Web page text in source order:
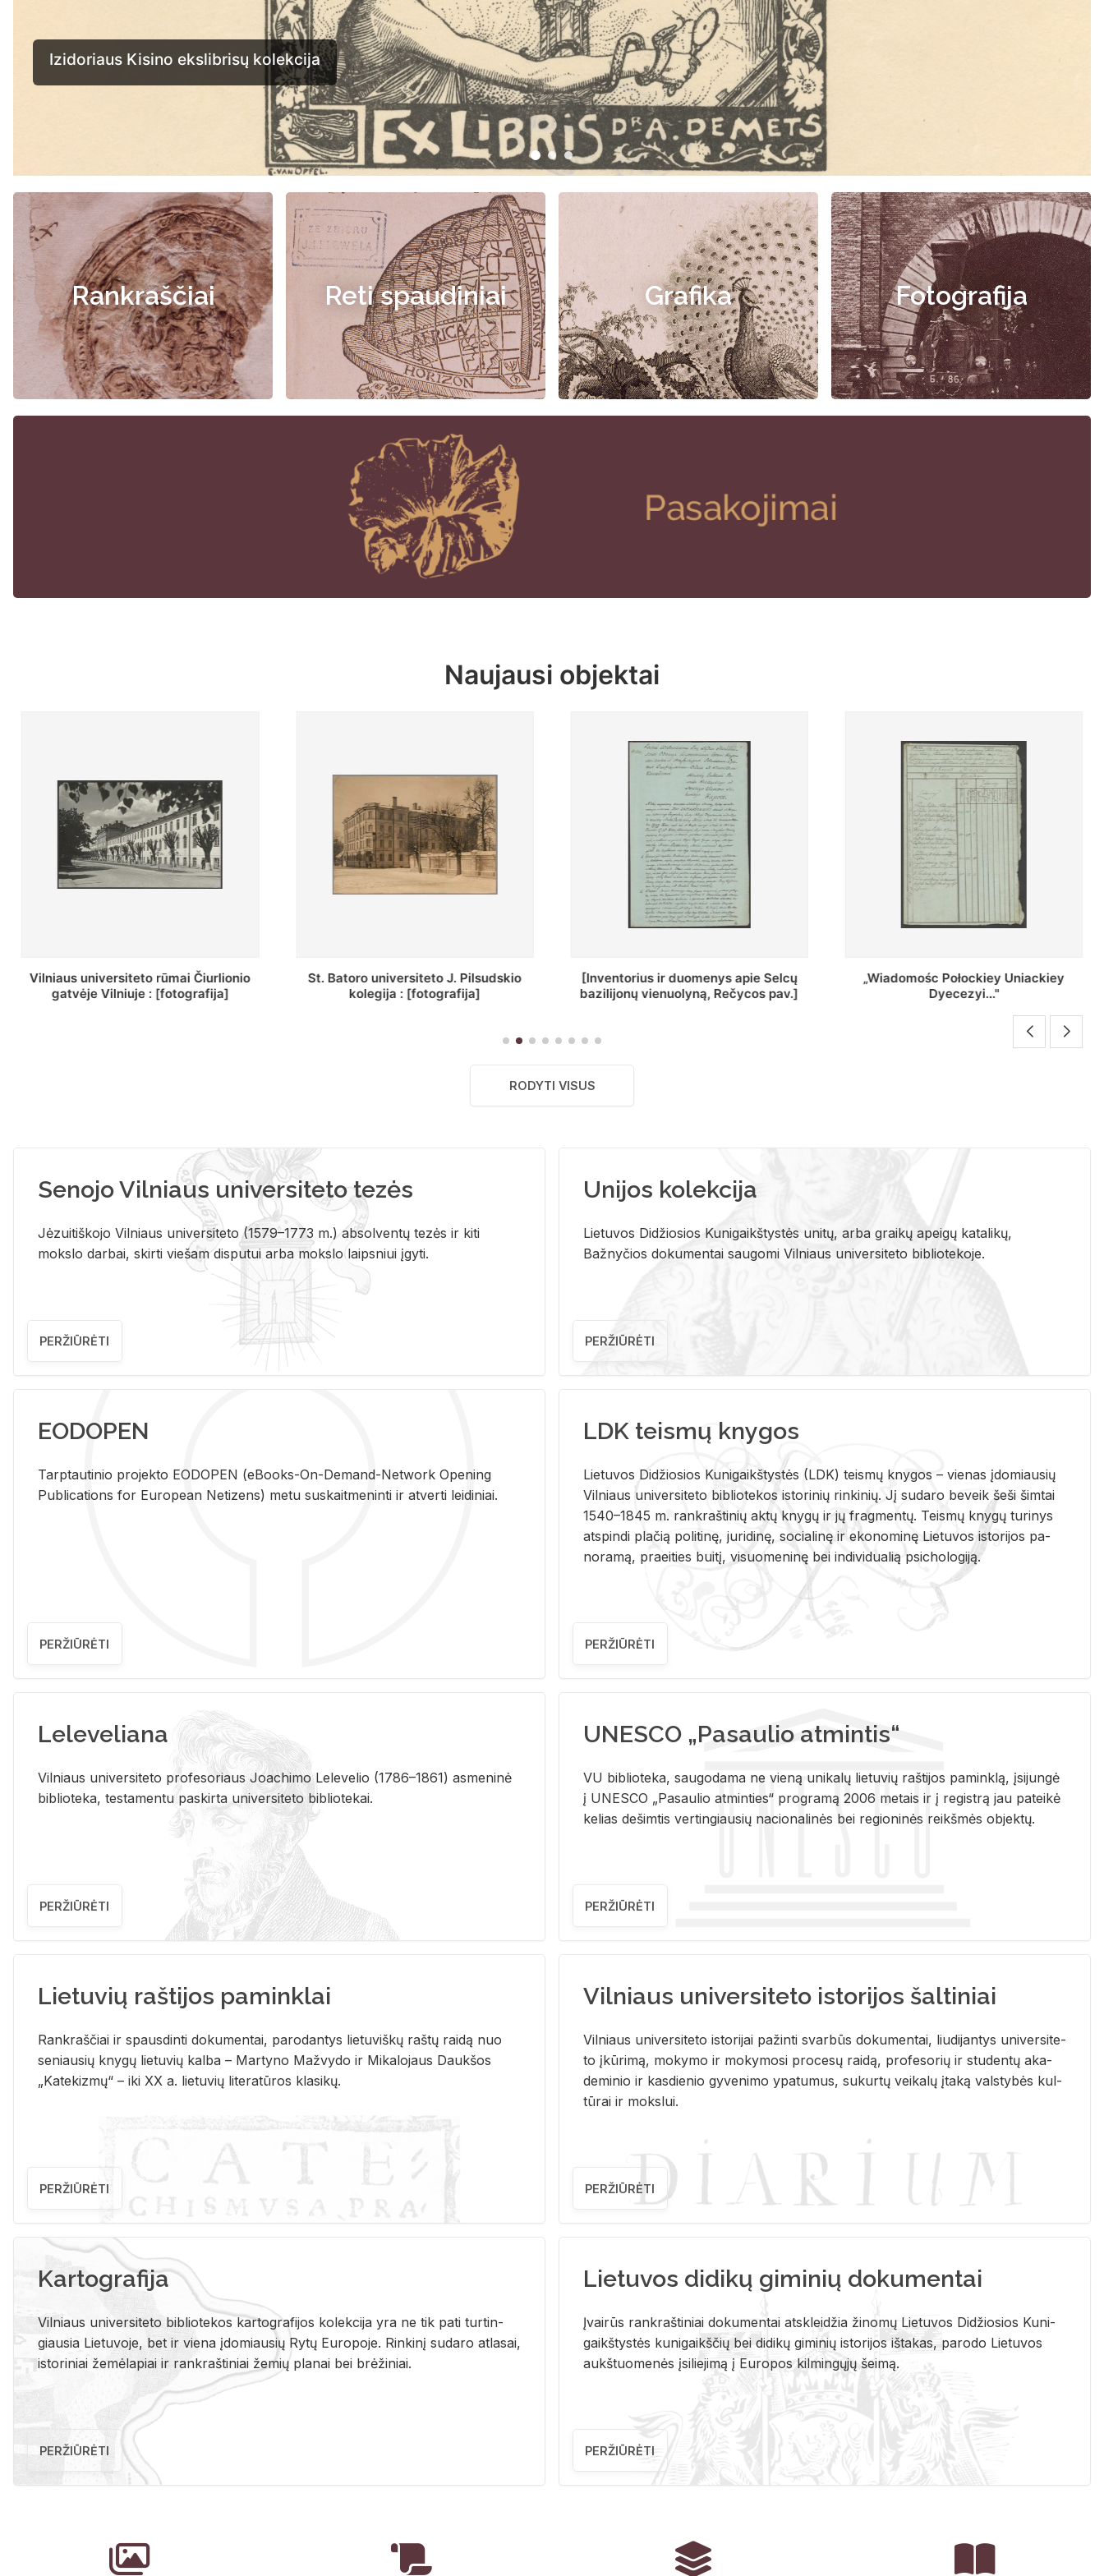
Rankraščiai Reti spaudiniai Grafika Fotografija
Naujausi objektai
St. Batoro universiteto J. Pilsudskio
kolegija : [fotografija]
[Inventorius ir duomenys apie Selcų
bazilijonų vienuolyną, Rečycos pav.]
„Wiadomośc Połockiey Uniackiey
Dyecezyi..."
Regestr Parochow Dekanatu
Brzeskiego
RODYTI VISUS
Senojo Vilniaus universiteto tezės
Jėzuitiškojo Vilniaus universiteto (1579–1773 m.) absolventų tezės ir kiti
mokslo darbai, skirti viešam disputui arba mokslo laipsniui įgyti.
PERŽIŪRĖTI
Unijos kolekcija
Lietuvos Didžiosios Kunigaikštystės unitų, arba graikų apeigų katalikų,
Bažnyčios dokumentai saugomi Vilniaus universiteto bibliotekoje.
PERŽIŪRĖTI
EODOPEN
Tarp­tau­ti­nio pro­jek­to EO­DO­PEN (eBo­oks-On-De­mand-Ne­twork Ope­ning
Pub­li­ca­tions for Eu­ro­pe­an Ne­ti­zens) metu su­skait­me­nin­ti ir at­ver­ti lei­di­niai.
PERŽIŪRĖTI
LDK teismų knygos
Lie­tu­vos Di­džio­sios Ku­ni­gaikš­tys­tės (LDK) teis­mų kny­gos – vie­nas įdo­miau­sių
Vil­niaus uni­ver­si­te­to bi­b­lio­te­kos is­to­ri­nių rin­ki­nių. Jį su­da­ro be­veik šeši šim­tai
1540–1845 m. rank­raš­ti­nių aktų kny­gų ir jų frag­men­tų. Teis­mų kny­gų tu­ri­nys
at­spin­di pla­čią po­li­ti­nę, ju­ri­di­nę, so­cia­li­nę ir eko­no­mi­nę Lie­tu­vos is­to­ri­jos pa­
no­ra­mą, pra­ei­ties bui­tį, vi­suo­me­ni­nę bei in­di­vi­dua­lią psi­cho­lo­gi­ją.
PERŽIŪRĖTI
Leleveliana
Vil­niaus uni­ver­si­te­to pro­fe­so­riaus Jo­a­chi­mo Le­le­ve­lio (1786–1861) as­me­ni­nė
bi­b­lio­te­ka, te­sta­men­tu pa­skir­ta uni­ver­si­te­to bi­b­lio­te­kai.
PERŽIŪRĖTI
UNESCO „Pasaulio atmintis“
VU biblioteka, saugodama ne vieną unikalų lietuvių raštijos paminklą, įsijungė
į UNESCO „Pasaulio atminties“ programą 2006 metais ir į registrą jau pateikė
kelias dešimtis vertingiausių nacionalinės bei regioninės reikšmės objektų.
PERŽIŪRĖTI
Lietuvių raštijos paminklai
Rank­raš­čiai ir spaus­din­ti do­ku­men­tai, pa­ro­dan­tys lie­tu­viš­kų raš­tų rai­dą nuo
se­niau­sių kny­gų lie­tu­vių kal­ba – Mar­ty­no Ma­žvy­do ir Mi­ka­lo­jaus Dauk­šos
„Ka­te­kiz­mų“ – iki XX a. lie­tu­vių li­te­ra­tū­ros kla­si­kų.
PERŽIŪRĖTI
Vilniaus universiteto istorijos šaltiniai
Vil­niaus uni­ver­si­te­to is­to­ri­jai pa­žin­ti svar­būs do­ku­men­tai, liu­di­jan­tys uni­ver­si­te­
to įkū­ri­mą, mo­ky­mo ir mo­ky­mo­si pro­ce­sų rai­dą, pro­fe­so­rių ir stu­den­tų aka­
de­mi­nio ir kas­die­nio gy­ve­ni­mo ypa­tu­mus, su­kur­tų vei­ka­lų įta­ką vals­ty­bės kul­
tū­rai ir moks­lui.
PERŽIŪRĖTI
Kartografija
Vil­niaus uni­ver­si­te­to bi­b­lio­te­kos kar­to­gra­fi­jos ko­lek­ci­ja yra ne tik pati tur­tin­
giau­sia Lie­tu­vo­je, bet ir vie­na įdo­miau­sių Rytų Eu­ro­po­je. Rin­ki­nį su­da­ro at­la­sai,
is­to­ri­niai že­mė­la­piai ir rank­raš­ti­niai že­mių pla­nai bei brė­ži­niai.
PERŽIŪRĖTI
Lietuvos didikų giminių dokumentai
Įvai­rūs rank­raš­ti­niai do­ku­men­tai at­sklei­džia ži­no­mų Lie­tu­vos Di­džio­sios Ku­ni­
gaikš­tys­tės ku­ni­gaikš­čių bei di­di­kų gi­mi­nių is­to­ri­jos iš­ta­kas, pa­ro­do Lie­tu­vos
aukš­tuo­me­nės įsi­lie­ji­mą į Eu­ro­pos kil­min­gų­jų šei­mą.
PERŽIŪRĖTI